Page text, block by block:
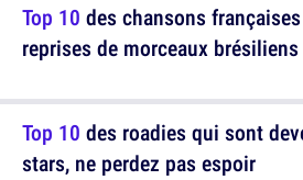
Top 10 des roadies qui sont
stars, ne perdez pas espoir
Top 10 des chansons
reprises de morceaux brésiliens